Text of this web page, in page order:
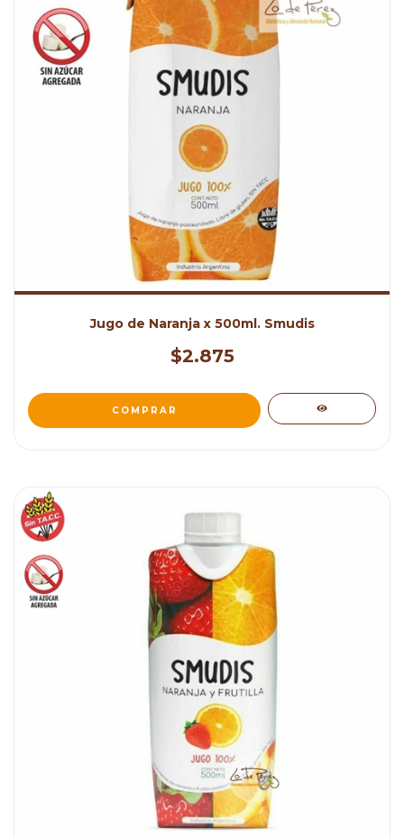
Jugo de Naranja x 500ml. Smudis
$2.875